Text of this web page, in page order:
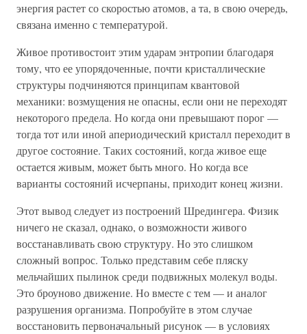
энергия растет со скоростью атомов, а та, в свою очередь,
связана именно с температурой.
Живое противостоит этим ударам энтропии благодаря
тому, что ее упорядоченные, почти кристаллические
структуры подчиняются принципам квантовой
механики: возмущения не опасны, если они не переходят
некоторого предела. Но когда они превышают порог —
тогда тот или иной апериодический кристалл переходит в
другое состояние. Таких состояний, когда живое еще
остается живым, может быть много. Но когда все
варианты состояний исчерпаны, приходит конец жизни.
Этот вывод следует из построений Шредингера. Физик
ничего не сказал, однако, о возможности живого
восстанавливать свою структуру. Но это слишком
сложный вопрос. Только представим себе пляску
мельчайших пылинок среди подвижных молекул воды.
Это броуново движение. Но вместе с тем — и аналог
разрушения организма. Попробуйте в этом случае
восстановить первоначальный рисунок — в условиях